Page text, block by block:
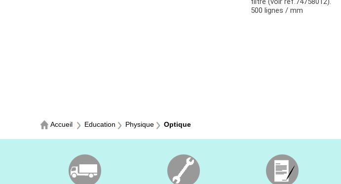
500 lignes / mm
Accueil Education Physique Optique